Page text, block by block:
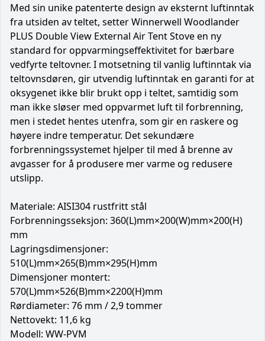
Med sin unike patenterte design av eksternt luftinntak
fra utsiden av teltet, setter Winnerwell Woodlander
PLUS Double View External Air Tent Stove en ny
standard for oppvarmingseffektivitet for bærbare
vedfyrte teltovner. I motsetning til vanlig luftinntak via
teltovnsdøren, gir utvendig luftinntak en garanti for at
oksygenet ikke blir brukt opp i teltet, samtidig som
man ikke sløser med oppvarmet luft til forbrenning,
men i stedet hentes utenfra, som gir en raskere og
høyere indre temperatur. Det sekundære
forbrenningssystemet hjelper til med å brenne av
avgasser for å produsere mer varme og redusere
utslipp.
Materiale: AISI304 rustfritt stål
Forbrenningsseksjon: 360(L)mm×200(W)mm×200(H)
mm
Lagringsdimensjoner:
510(L)mm×265(B)mm×295(H)mm
Dimensjoner montert:
570(L)mm×526(B)mm×2200(H)mm
Rørdiameter: 76 mm / 2,9 tommer
Nettovekt: 11,6 kg
Modell: WW-PVM